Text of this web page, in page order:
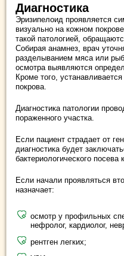
Диагностика
Эризипелоид проявляется
визуально на кожном
такой патологией,
Собирая анамнез, врач
разделыванием мяса или
осмотра выявляются
Кроме того,
покрова.
Диагностика патологии
пораженного участка.
Если пациент страдает от
диагностика будет
бактериологического посева
Если начали проявляться
назначает:
осмотр у профильных
нефролог, кардиолог,
рентген легких;